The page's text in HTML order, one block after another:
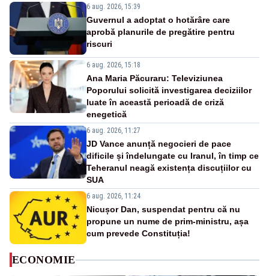
6 aug. 2026, 15:39
Guvernul a adoptat o hotărâre care
aprobă planurile de pregătire pentru
riscuri
6 aug. 2026, 15:18
Ana Maria Păcuraru: Televiziunea
Poporului solicită investigarea deciziilor
luate în această perioadă de criză
enegetică
6 aug. 2026, 11:27
JD Vance anunță negocieri de pace
dificile și îndelungate cu Iranul, în timp ce
Teheranul neagă existența discuțiilor cu
SUA
6 aug. 2026, 11:24
Nicușor Dan, suspendat pentru că nu
propune un nume de prim-ministru, așa
cum prevede Constituția!
ECONOMIE